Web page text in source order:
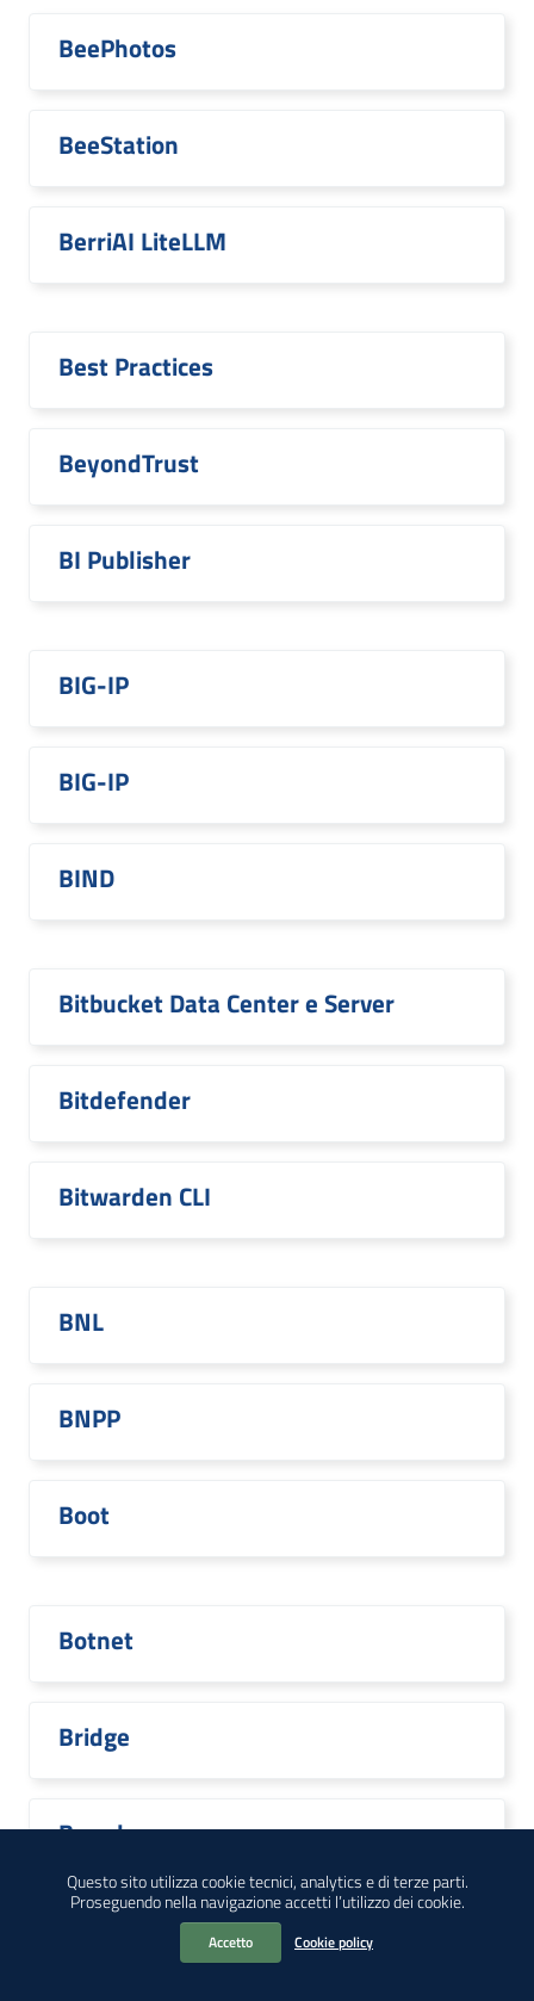
Questo sito utilizza cookie tecnici, analytics e di terze parti.
Proseguendo nella navigazione accetti l’utilizzo dei cookie.
Accetto Cookie policy
BeePhotos
BeeStation
BerriAI LiteLLM
Best Practices
BeyondTrust
BI Publisher
BIG-IP
BIG-IP
BIND
Bitbucket Data Center e Server
Bitdefender
Bitwarden CLI
BNL
BNPP
Boot
Botnet
Bridge
Broadcom